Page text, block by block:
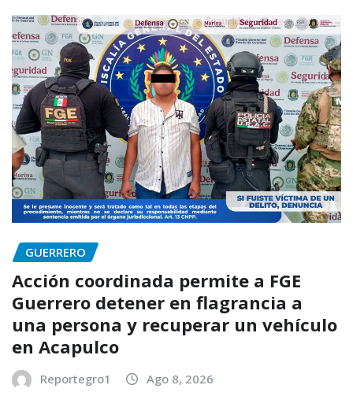
GUERRERO
Acción coordinada permite a FGE
Guerrero detener en flagrancia a
una persona y recuperar un vehículo
en Acapulco
Reportegro1 Ago 8, 2026